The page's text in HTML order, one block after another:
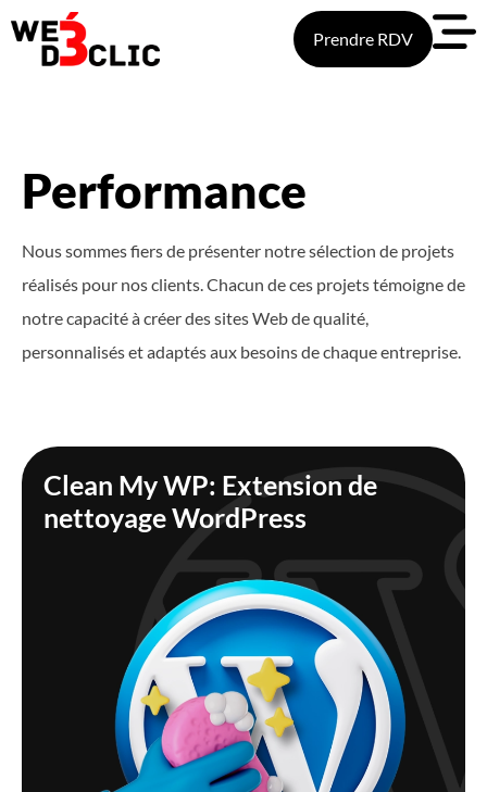
Prendre RDV
Performance
Nous sommes fiers de présenter notre sélection de projets
réalisés pour nos clients. Chacun de ces projets témoigne de
notre capacité à créer des sites Web de qualité,
personnalisés et adaptés aux besoins de chaque entreprise.
Clean My WP: Extension de
nettoyage WordPress